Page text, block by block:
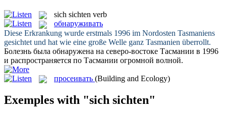
sich sichten verb
обнаруживать
Diese Erkrankung wurde erstmals 1996 im Nordosten Tasmaniens
gesichtet und hat wie eine große Welle ganz Tasmanien überrollt.
Болезнь была обнаружена на северо-востоке Тасмании в 1996
и распространяется по Тасмании огромной волной.
просеивать (Building and Ecology)
Exemples with "sich sichten"